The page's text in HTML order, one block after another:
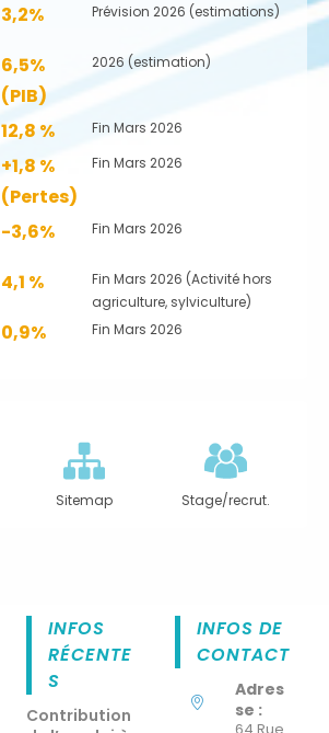
3,2% Prévision 2026 (estimations)
6,5%
(PIB)
2026 (estimation)
12,8 %
Fin Mars 2026
+1,8 %
(Pertes)
Fin Mars 2026
-3,6% Fin Mars 2026
4,1 %
Fin Mars 2026 (Activité hors
agriculture, sylviculture)
0,9% Fin Mars 2026
Sitemap Stage/recrut.
INFOS
RÉCENTE
S
Contribution
INFOS DE
CONTACT
Adres
se :